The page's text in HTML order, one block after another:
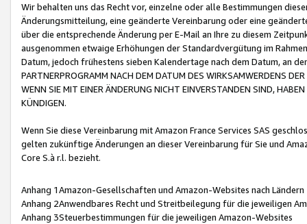
Wir behalten uns das Recht vor, einzelne oder alle Bestimmungen
Änderungsmitteilung, eine geänderte Vereinbarung oder eine
über die entsprechende Änderung per E-Mail an Ihre zu diesem
ausgenommen etwaige Erhöhungen der Standardvergütung im
Datum, jedoch frühestens sieben Kalendertage nach dem Datum, an
PARTNERPROGRAMM NACH DEM DATUM DES WIRKSAMWERDENS
WENN SIE MIT EINER ÄNDERUNG NICHT EINVERSTANDEN SIND,
KÜNDIGEN.
Wenn Sie diese Vereinbarung mit Amazon France Services SAS
gelten zukünftige Änderungen an dieser Vereinbarung für Sie und
Core S.à r.l. bezieht.
Anhang 1Amazon-Gesellschaften und Amazon-Websites nach Ländern
Anhang 2Anwendbares Recht und Streitbeilegung für die jeweiligen
Anhang 3Steuerbestimmungen für die jeweiligen Amazon-Websites